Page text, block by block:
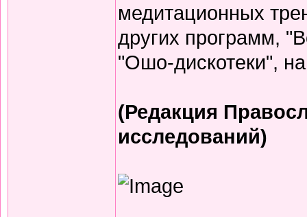
медитационных
других программ,
"Ошо-дискотеки",
(Редакция
исследований)